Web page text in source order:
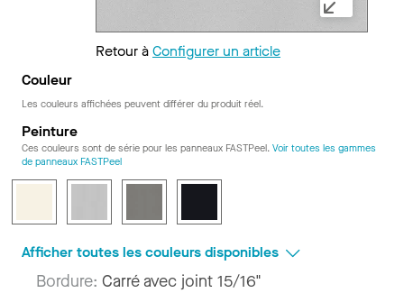
Retour àConfigurer un article
Couleur
Les couleurs affichées peuvent différer du produit réel.
Peinture
Ces couleurs sont de série pour les panneaux FASTPeel. Voir toutes les gammes
de panneaux FASTPeel
Afficher toutes les couleurs disponibles
Bordure: Carré avec joint 15/16"